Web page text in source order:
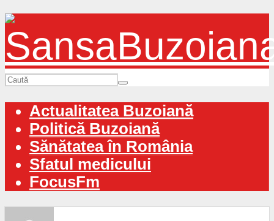
Actualitatea Buzoiană
Politică Buzoiană
Sănătatea în România
Sfatul medicului
FocusFm